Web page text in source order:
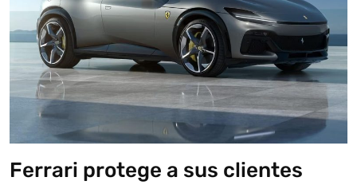
Ferrari protege a sus clientes